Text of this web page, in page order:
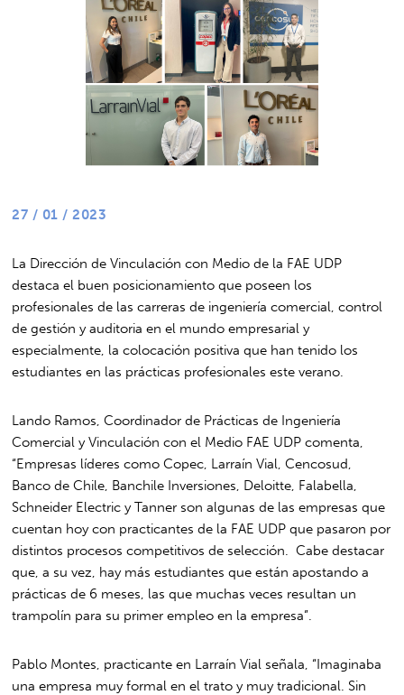
27 / 01 / 2023
La Dirección de Vinculación con Medio de la FAE UDP
destaca el buen posicionamiento que poseen los
profesionales de las carreras de ingeniería comercial, control
de gestión y auditoria en el mundo empresarial y
especialmente, la colocación positiva que han tenido los
estudiantes en las prácticas profesionales este verano.
Lando Ramos, Coordinador de Prácticas de Ingeniería
Comercial y Vinculación con el Medio FAE UDP comenta,
“Empresas líderes como Copec, Larraín Vial, Cencosud,
Banco de Chile, Banchile Inversiones, Deloitte, Falabella,
Schneider Electric y Tanner son algunas de las empresas que
cuentan hoy con practicantes de la FAE UDP que pasaron por
distintos procesos competitivos de selección. Cabe destacar
que, a su vez, hay más estudiantes que están apostando a
prácticas de 6 meses, las que muchas veces resultan un
trampolín para su primer empleo en la empresa”.
Pablo Montes, practicante en Larraín Vial señala, “Imaginaba
una empresa muy formal en el trato y muy tradicional. Sin